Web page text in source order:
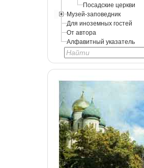
Посадские церкви
Музей-заповедник
Для иноземных гостей
От автора
Алфавитный указатель